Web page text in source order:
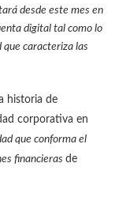
desde este mes en
digital tal como lo
que caracteriza las
historia de
corporativa en
que conforma el
financieras de